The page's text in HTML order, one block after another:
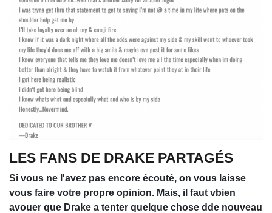
LES FANS DE DRAKE PARTAGÉS
Si vous ne l'avez pas encore écouté, on vous laisse
vous faire votre propre opinion. Mais, il faut vbien
avouer que Drake a tenter quelque chose dde nouveau